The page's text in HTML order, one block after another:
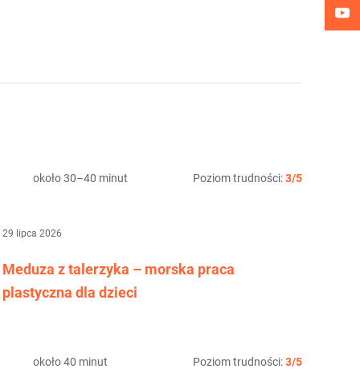
około 30–40 minut Poziom trudności:3/5
29 lipca 2026
Meduza z talerzyka – morska praca
plastyczna dla dzieci
około 40 minut Poziom trudności:3/5